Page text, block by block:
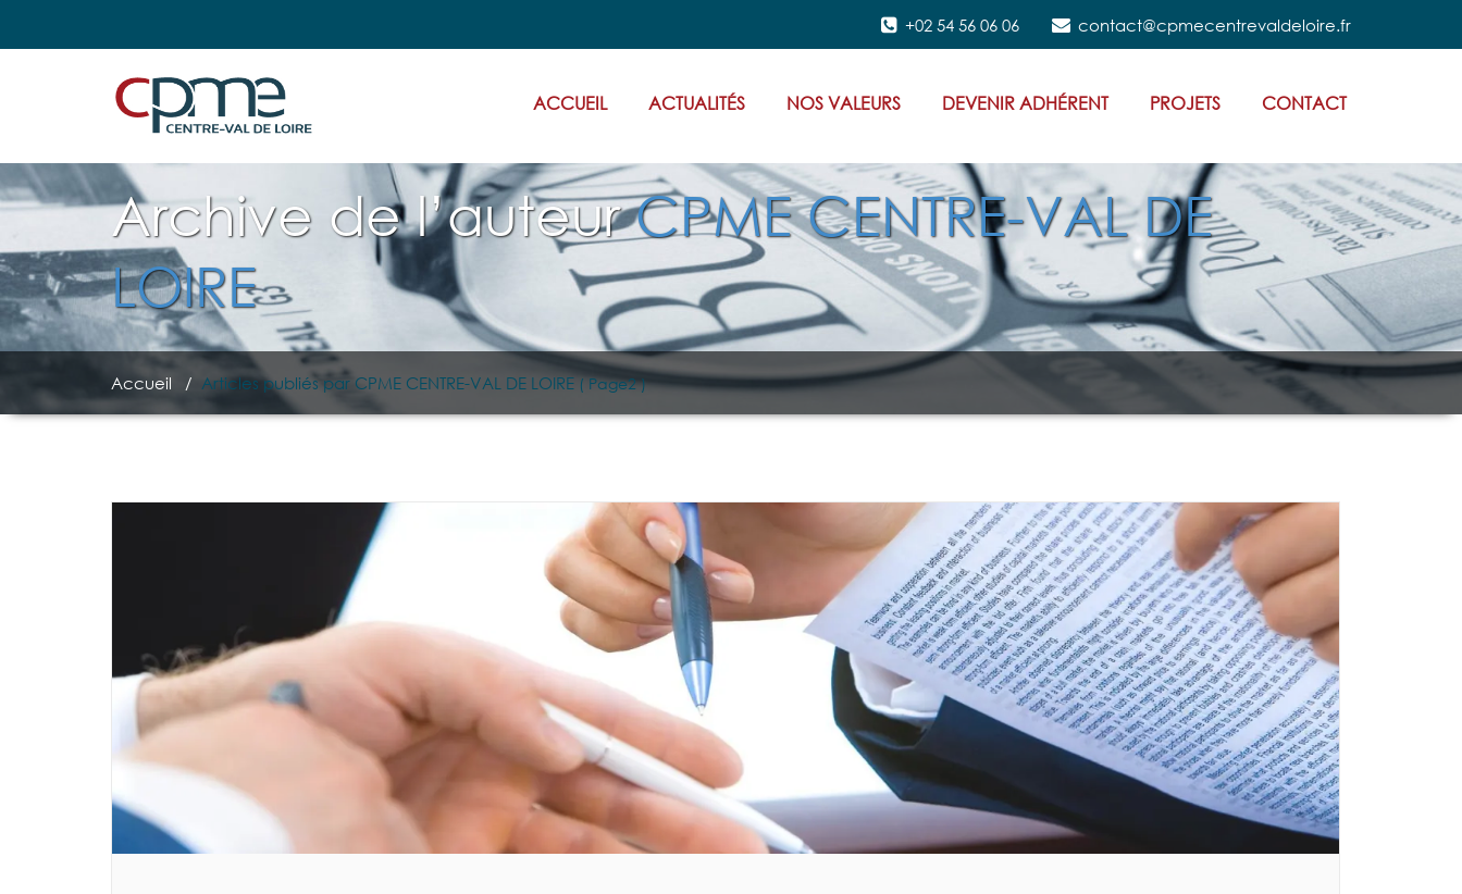
+02 54 56 06 06 contact@cpmecentrevaldeloire.fr
ACCUEIL ACTUALITÉS NOS VALEURS DEVENIR ADHÉRENT PROJETS CONTACT
Archive de l’auteurCPME CENTRE-VAL DE
LOIRE
Accueil / Articles publiés par CPME CENTRE-VAL DE LOIRE ( Page2 )